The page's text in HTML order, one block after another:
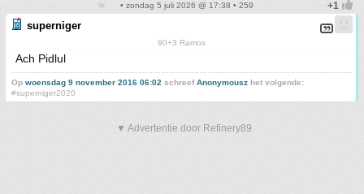
• zondag 5 juli 2026 @ 17:38 • 259
superniger
90+3 Ramos
Ach Pidlul
Op woensdag 9 november 2016 06:02 schreefAnonymousz het volgende:
#superniger2020
▼ Advertentie door Refinery89